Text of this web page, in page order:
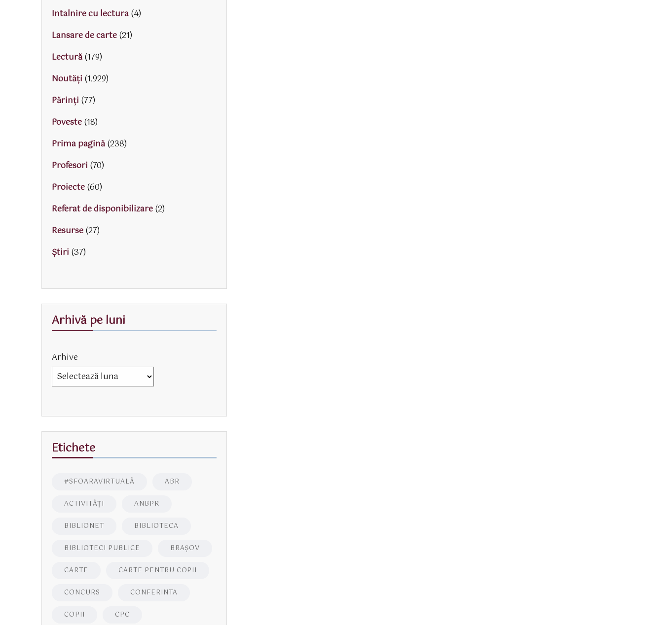
Intalnire cu lectura(4)
Lansare de carte(21)
Lectură(179)
Noutăți (1.929)
Părinţi (77)
Poveste(18)
Prima pagină(238)
Profesori (70)
Proiecte(60)
Referat de disponibilizare(2)
Resurse(27)
Știri (37)
Arhivă pe luni
Arhive
Etichete
#SFOARAVIRTUALĂ ABR
ACTIVITĂŢI ANBPR
BIBLIONET BIBLIOTECA
BIBLIOTECI PUBLICE BRAŞOV
CARTE CARTE PENTRU COPII
CONCURS CONFERINTA
COPII CPC